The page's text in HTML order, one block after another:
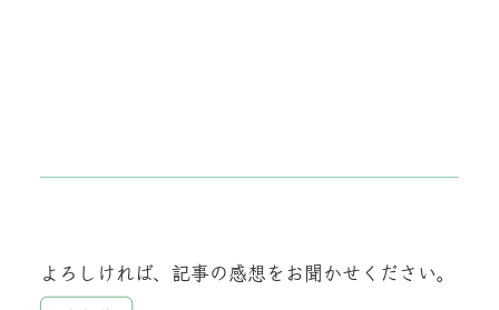
よろしければ、記事の感想をお聞かせください。